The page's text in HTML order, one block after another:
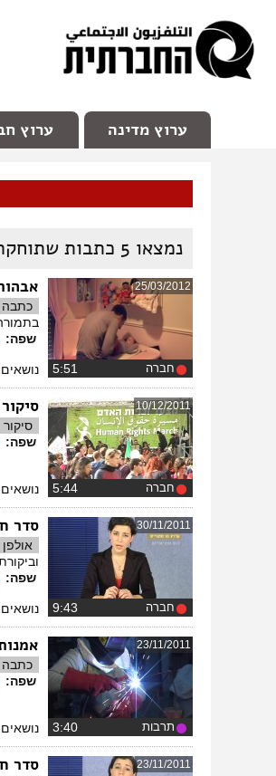
ערוץ מדינה ערוץ
נמצאו 5 כתבות
25/03/2012
חברה
כתבה
שפה:
10/12/2011
חברה
סיקור
סיקור
שפה:
30/11/2011
חברה
סדר חברתי
אולפן
שפה:
23/11/2011
תרבות
כתבה
שפה:
23/11/2011 סדר חברתי